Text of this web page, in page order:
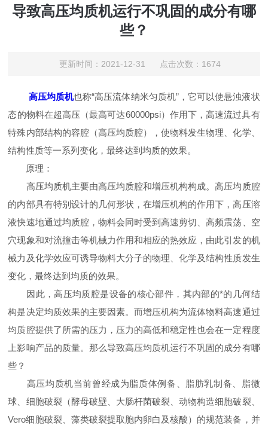
导致高压均质机运行不巩固的成分有哪
些？
更新时间：2021-12-31 点击次数：1674
高压均质机也称“高压流体纳米匀质机”，它可以使悬浊液状
态的物料在超高压（最高可达60000psi）作用下，高速流过具有
特殊内部结构的容腔（高压均质腔），使物料发生物理、化学、
结构性质等一系列变化，最终达到均质的效果。
原理：
高压均质机主要由高压均质腔和增压机构构成。高压均质腔
的内部具有特别设计的几何形状，在增压机构的作用下，高压溶
液快速地通过均质腔，物料会同时受到高速剪切、高频震荡、空
穴现象和对流撞击等机械力作用和相应的热效应，由此引发的机
械力及化学效应可诱导物料大分子的物理、化学及结构性质发生
变化，最终达到均质的效果。
因此，高压均质腔是设备的核心部件，其内部的*的几何结
构是决定均质效果的主要因素。而增压机构为流体物料高速通过
均质腔提供了所需的压力，压力的高低和稳定性也会在一定程度
上影响产品的质量。那么导致高压均质机运行不巩固的成分有哪
些？
高压均质机当前曾经成为脂质体例备、脂肪乳制备、脂微
球、细胞破裂（酵母破壁、大肠杆菌破裂、动物构造细胞破裂、
Vero细胞破裂、藻类破裂提取胞内卵白及核酸）的规范装备，并